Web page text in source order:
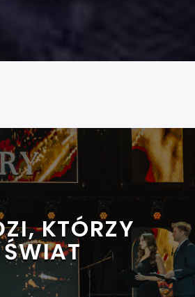
KTÓRZY